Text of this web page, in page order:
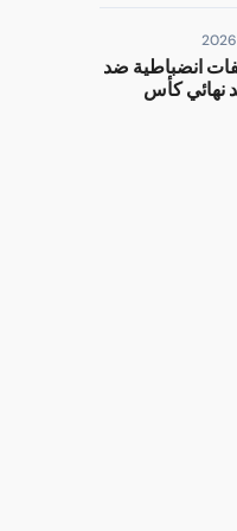
انضباطية ضد
نهائي كأس